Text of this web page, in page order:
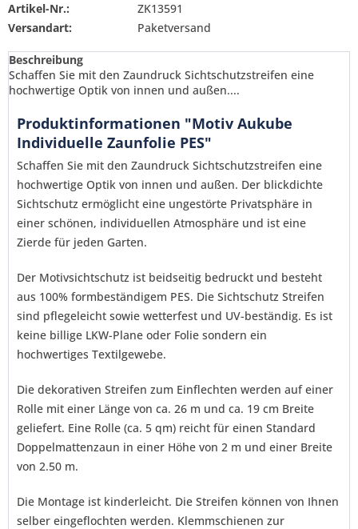
Ich habe die Datenschutzerklärung gelesen,
verstanden und stimme zu. *
Mit * gekennzeichnete Felder sind Pflichtfelder.
Senden
Artikel-Nr.:
ZK13591
Versandart:
Paketversand
Beschreibung
Schaffen Sie mit den Zaundruck Sichtschutzstreifen eine
hochwertige Optik von innen und außen....
Produktinformationen "Motiv Aukube
Individuelle Zaunfolie PES"
Schaffen Sie mit den Zaundruck Sichtschutzstreifen eine
hochwertige Optik von innen und außen. Der blickdichte
Sichtschutz ermöglicht eine ungestörte Privatsphäre in
einer schönen, individuellen Atmosphäre und ist eine
Zierde für jeden Garten.
Der Motivsichtschutz ist beidseitig bedruckt und besteht
aus 100% formbeständigem PES. Die Sichtschutz Streifen
sind pflegeleicht sowie wetterfest und UV-beständig. Es ist
keine billige LKW-Plane oder Folie sondern ein
hochwertiges Textilgewebe.
Die dekorativen Streifen zum Einflechten werden auf einer
Rolle mit einer Länge von ca. 26 m und ca. 19 cm Breite
geliefert. Eine Rolle (ca. 5 qm) reicht für einen Standard
Doppelmattenzaun in einer Höhe von 2 m und einer Breite
von 2.50 m.
Die Montage ist kinderleicht. Die Streifen können von Ihnen
selber eingeflochten werden. Klemmschienen zur